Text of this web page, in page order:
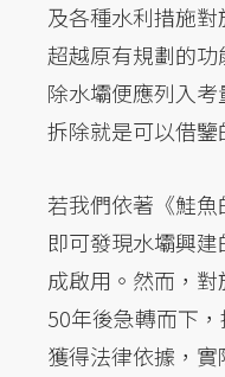
及各種水利措施
超越原有規劃的
除水壩便應列入
拆除就是可以借鑒
若我們依著《鮭魚
即可發現水壩興
成啟用。然而，
50年後急轉而下
獲得法律依據，實